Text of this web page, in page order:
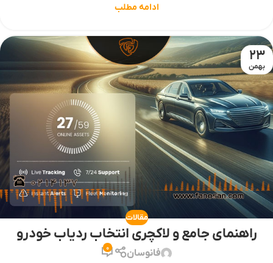
ادامه مطلب
23
بهمن
مقالات
راهنمای جامع و لاکچری انتخاب ردیاب خودرو
فانوسان 0